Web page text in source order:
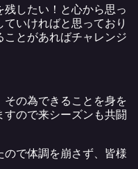
したい！と心から思っ
いければと思っており
とがあればチャレンジ
の為できることを身を
ので来シーズンも共闘
で体調を崩さず、皆様